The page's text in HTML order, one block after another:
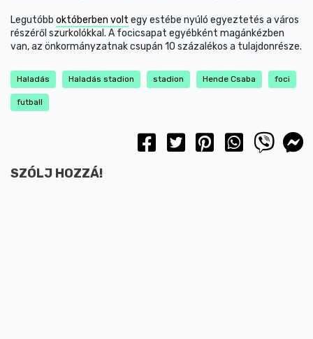
Legutóbb októberben volt egy estébe nyúló egyeztetés a város
részéről szurkolókkal. A focicsapat egyébként magánkézben
van, az önkormányzatnak csupán 10 százalékos a tulajdonrésze.
Haladás Haladás stadion stadion Hende Csaba foci
futball
SZÓLJ HOZZÁ!